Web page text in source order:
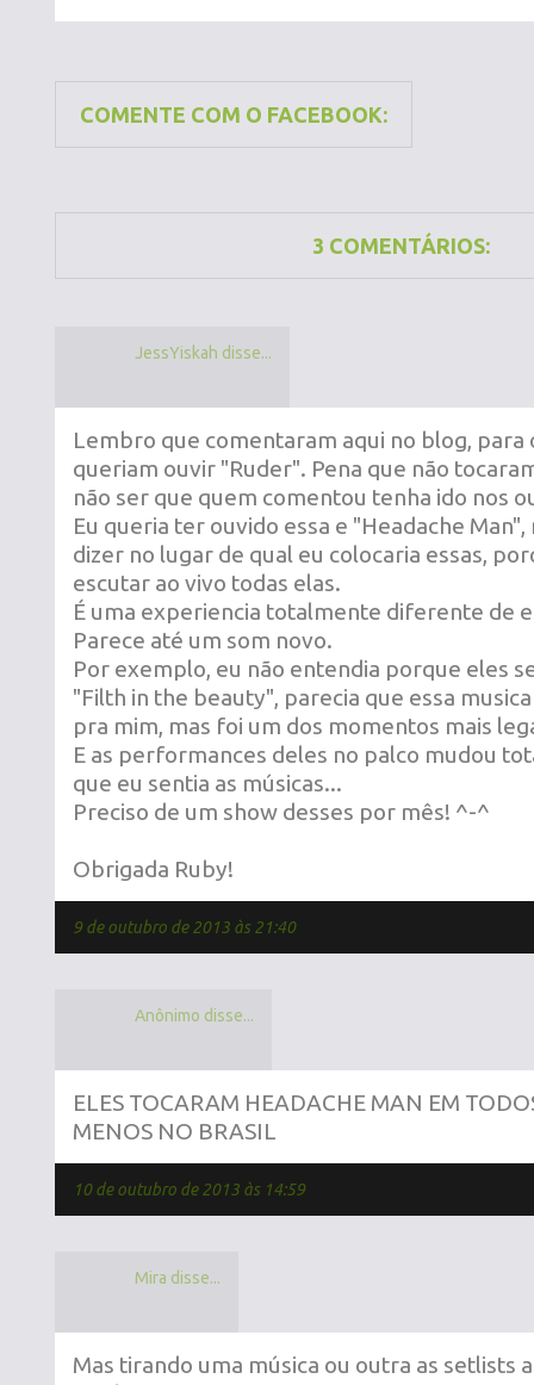
COMENTE COM O FACEBOOK:
3 COMENTÁRIOS:
JessYiskah disse...
Lembro que comentaram aqui no blog, para
queriam ouvir "Ruder". Pena que não
não ser que quem comentou tenha ido nos
Eu queria ter ouvido essa e "Headache
dizer no lugar de qual eu colocaria essas,
escutar ao vivo todas elas.
É uma experiencia totalmente diferente de
Parece até um som novo.
Por exemplo, eu não entendia porque eles
"Filth in the beauty", parecia que essa
pra mim, mas foi um dos momentos mais
E as performances deles no palco mudou
que eu sentia as músicas...
Preciso de um show desses por mês! ^-^
Obrigada Ruby!
9 de outubro de 2013 às 21:40
Anônimo disse...
ELES TOCARAM HEADACHE MAN EM
MENOS NO BRASIL
10 de outubro de 2013 às 14:59
Mira disse...
Mas tirando uma música ou outra as setlists